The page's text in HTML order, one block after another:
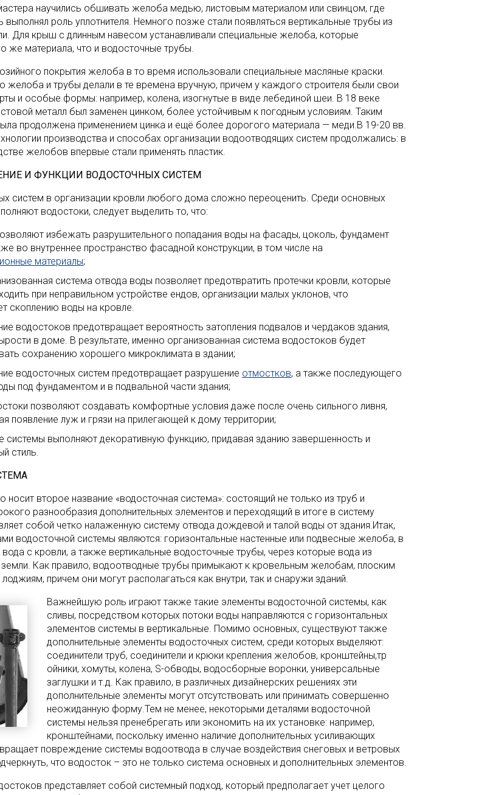
научились обшивать желоба медью, листовым материалом или свинцом, где
выполнял роль уплотнителя. Немного позже стали появляться вертикальные трубы из
Для крыш с длинным навесом устанавливали специальные желоба, которые
же материала, что и водосточные трубы.
покрытия желоба в то время использовали специальные масляные краски.
желоба и трубы делали в те времена вручную, причем у каждого строителя были свои
и особые формы: например, колена, изогнутые в виде лебединой шеи. В 18 веке
металл был заменен цинком, более устойчивым к погодным условиям. Таким
продолжена применением цинка и ещё более дорогого материала — меди.В 19-20 вв.
производства и способах организации водоотводящих систем продолжались: в
желобов впервые стали применять пластик.
И ФУНКЦИИ ВОДОСТОЧНЫХ СИСТЕМ
систем в организации кровли любого дома сложно переоценить. Среди основных
водостоки, следует выделить то, что:
избежать разрушительного попадания воды на фасады, цоколь, фундамент
во внутреннее пространство фасадной конструкции, в том числе на
материалы;
система отвода воды позволяет предотвратить протечки кровли, которые
при неправильном устройстве ендов, организации малых уклонов, что
скоплению воды на кровле.
водостоков предотвращает вероятность затопления подвалов и чердаков здания,
в доме. В результате, именно организованная система водостоков будет
сохранению хорошего микроклимата в здании;
водосточных систем предотвращает разрушение отмостков, а также последующего
под фундаментом и в подвальной части здания;
позволяют создавать комфортные условия даже после очень сильного ливня,
появление луж и грязи на прилегающей к дому территории;
системы выполняют декоративную функцию, придавая зданию завершенность и
стиль.
носит второе название «водосточная система»: состоящий не только из труб и
разнообразия дополнительных элементов и переходящий в итоге в систему
собой четко налаженную систему отвода дождевой и талой воды от здания.Итак,
водосточной системы являются: горизонтальные настенные или подвесные желоба, в
с кровли, а также вертикальные водосточные трубы, через которые вода из
Как правило, водоотводные трубы примыкают к кровельным желобам, плоским
причем они могут располагаться как внутри, так и снаружи зданий.
Важнейшую роль играют также такие элементы водосточной системы, как
сливы, посредством которых потоки воды направляются с горизонтальных
элементов системы в вертикальные. Помимо основных, существуют также
дополнительные элементы водосточных систем, среди которых выделяют:
соединители труб, соединители и крюки крепления желобов, кронштейны,тр
ойники, хомуты, колена, S-обводы, водосборные воронки, универсальные
заглушки и т.д. Как правило, в различных дизайнерских решениях эти
дополнительные элементы могут отсутствовать или принимать совершенно
неожиданную форму.Тем не менее, некоторыми деталями водосточной
системы нельзя пренебрегать или экономить на их установке: например,
кронштейнами, поскольку именно наличие дополнительных усиливающих
повреждение системы водоотвода в случае воздействия снеговых и ветровых
что водосток – это не только система основных и дополнительных элементов.
представляет собой системный подход, который предполагает учет целого